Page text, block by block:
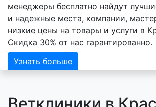
менеджеры бесплатно найдут
и надежные места, компании,
низкие цены на товары и услуги в
Скидка 30% от нас гарантированно.
Узнать больше